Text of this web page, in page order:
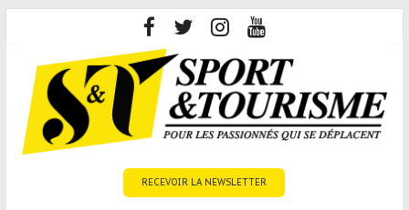
content
RECEVOIR LA NEWSLETTER